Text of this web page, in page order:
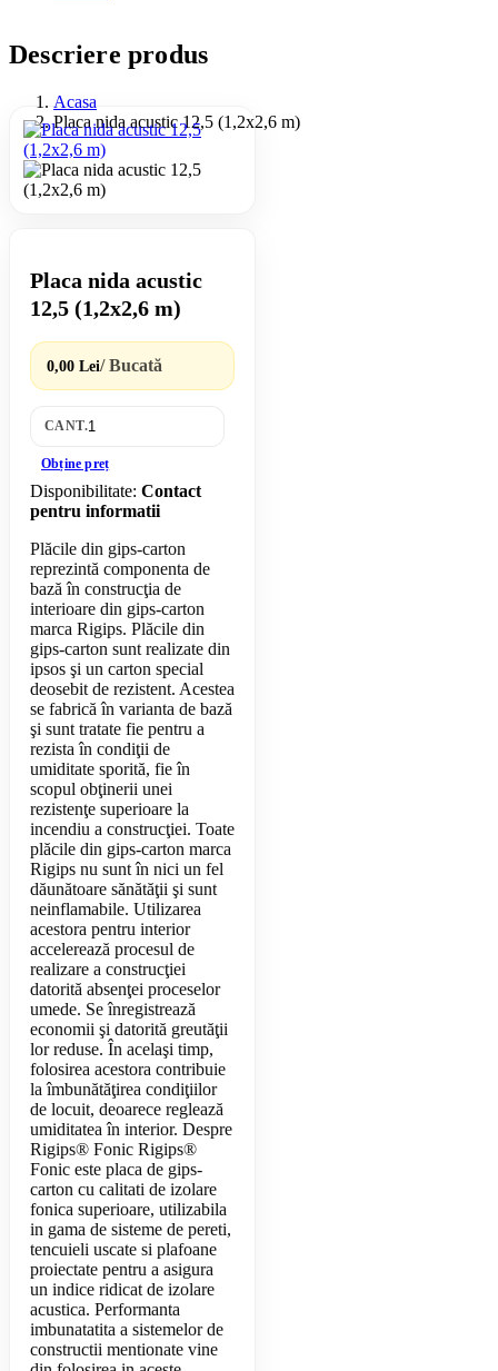
Descriere produs
Acasa
Placa nida acustic 12,5 (1,2x2,6 m)
Placa nida acustic
12,5 (1,2x2,6 m)
0,00 Lei/ Bucată
CANT.
Obține preț
Disponibilitate: Contact
pentru informatii
Plăcile din gips-carton
reprezintă componenta de
bază în construcţia de
interioare din gips-carton
marca Rigips. Plăcile din
gips-carton sunt realizate din
ipsos şi un carton special
deosebit de rezistent. Acestea
se fabrică în varianta de bază
şi sunt tratate fie pentru a
rezista în condiţii de
umiditate sporită, fie în
scopul obţinerii unei
rezistenţe superioare la
incendiu a construcţiei. Toate
plăcile din gips-carton marca
Rigips nu sunt în nici un fel
dăunătoare sănătăţii şi sunt
neinflamabile. Utilizarea
acestora pentru interior
accelerează procesul de
realizare a construcţiei
datorită absenţei proceselor
umede. Se înregistrează
economii şi datorită greutăţii
lor reduse. În acelaşi timp,
folosirea acestora contribuie
la îmbunătăţirea condiţiilor
de locuit, deoarece reglează
umiditatea în interior. Despre
Rigips® Fonic Rigips®
Fonic este placa de gips-
carton cu calitati de izolare
fonica superioare, utilizabila
in gama de sisteme de pereti,
tencuieli uscate si plafoane
proiectate pentru a asigura
un indice ridicat de izolare
acustica. Performanta
imbunatatita a sistemelor de
constructii mentionate vine